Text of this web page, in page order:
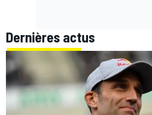
Dernières actus